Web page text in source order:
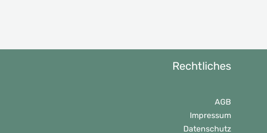
Rechtliches
AGB
Impressum
Datenschutz